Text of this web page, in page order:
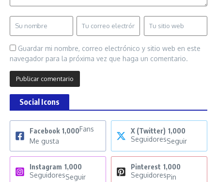
Guardar mi nombre, correo electrónico y sitio web en este
navegador para la próxima vez que haga un comentario.
Social Icons
Facebook 1,000Fans
Me gusta
X (Twitter) 1,000
SeguidoresSeguir
Instagram 1,000
SeguidoresSeguir
Pinterest 1,000
SeguidoresPin